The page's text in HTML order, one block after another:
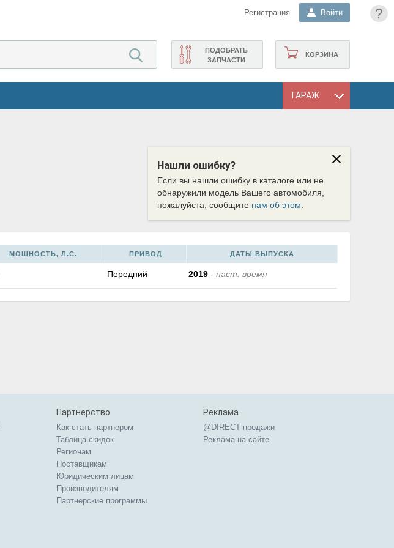
?
Регистрация Войти
КОРЗИНА
ПОДОБРАТЬ
ЗАПЧАСТИ
ГАРАЖ
Нашли ошибку?
Если вы нашли ошибку в каталоге или не
обнаружили модель Вашего автомобиля,
пожалуйста, сообщите нам об этом
МОЩНОСТЬ, Л.С. ПРИВОД ДАТЫ ВЫПУСКА
Передний 2019 - наст. время
Партнерство
Как стать партнером
Таблица скидок
Регионам
Поставщикам
Юридическим лицам
Производителям
Партнерские программы
Реклама
@DIRECT продажи
Реклама на сайте